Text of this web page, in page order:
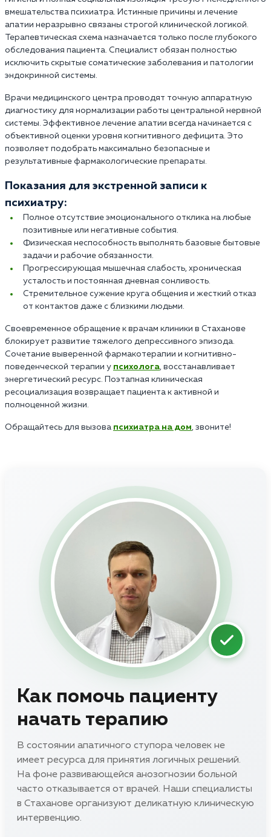
вмешательства психиатра. Истинные причины и лечение
апатии неразрывно связаны строгой клинической логикой.
Терапевтическая схема назначается только после глубокого
обследования пациента. Специалист обязан полностью
исключить скрытые соматические заболевания и патологии
эндокринной системы.
Врачи медицинского центра проводят точную аппаратную
диагностику для нормализации работы центральной нервной
системы. Эффективное лечение апатии всегда начинается с
объективной оценки уровня когнитивного дефицита. Это
позволяет подобрать максимально безопасные и
результативные фармакологические препараты.
Показания для экстренной записи к
психиатру:
Полное отсутствие эмоционального отклика на любые
позитивные или негативные события.
Физическая неспособность выполнять базовые бытовые
задачи и рабочие обязанности.
Прогрессирующая мышечная слабость, хроническая
усталость и постоянная дневная сонливость.
Стремительное сужение круга общения и жесткий отказ
от контактов даже с близкими людьми.
Своевременное обращение к врачам клиники в Стаханове
блокирует развитие тяжелого депрессивного эпизода.
Сочетание выверенной фармакотерапии и когнитивно-
поведенческой терапии у психолога, восстанавливает
энергетический ресурс. Поэтапная клиническая
ресоциализация возвращает пациента к активной и
полноценной жизни.
Обращайтесь для вызова психиатра на дом, звоните!
Как помочь пациенту
начать терапию
В состоянии апатичного ступора человек не
имеет ресурса для принятия логичных решений.
На фоне развивающейся анозогнозии больной
часто отказывается от врачей. Наши специалисты
в Стаханове организуют деликатную клиническую
интервенцию.